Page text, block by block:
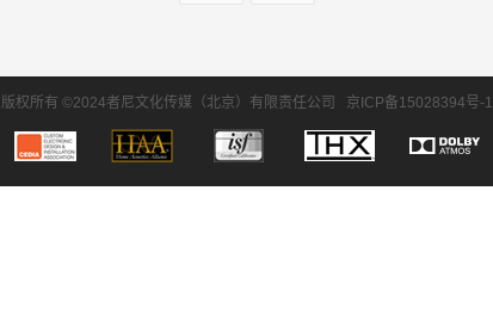
版权所有 ©2024者尼文化传媒（北京）有限责任公司 京ICP备15028394号-1